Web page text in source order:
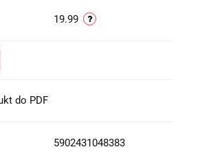
19.99
do PDF
5902431048383